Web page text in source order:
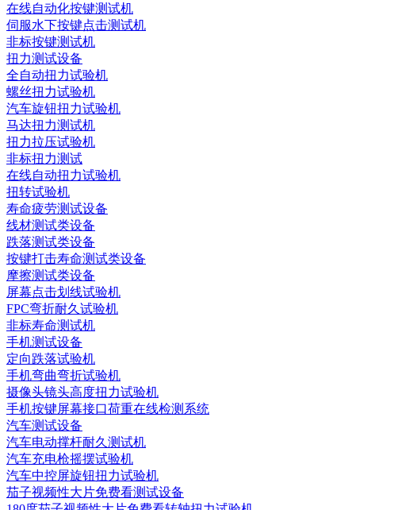
在线自动化按键测试机
伺服水下按键点击测试机
非标按键测试机
扭力测试设备
全自动扭力试验机
螺丝扭力试验机
汽车旋钮扭力试验机
马达扭力测试机
扭力拉压试验机
非标扭力测试
在线自动扭力试验机
扭转试验机
寿命疲劳测试设备
线材测试类设备
跌落测试类设备
按键打击寿命测试类设备
摩擦测试类设备
屏幕点击划线试验机
FPC弯折耐久试验机
非标寿命测试机
手机测试设备
定向跌落试验机
手机弯曲弯折试验机
摄像头镜头高度扭力试验机
手机按键屏幕接口荷重在线检测系统
汽车测试设备
汽车电动撑杆耐久测试机
汽车充电枪摇摆试验机
汽车中控屏旋钮扭力试验机
茄子视频性大片免费看测试设备